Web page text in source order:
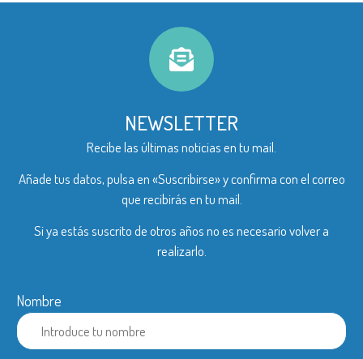
NEWSLETTER
Recibe las últimas noticias en tu mail.
Añade tus datos, pulsa en «Suscribirse» y confirma con el correo
que recibirás en tu mail.
Si ya estás suscrito de otros años no es necesario volver a
realizarlo.
Nombre